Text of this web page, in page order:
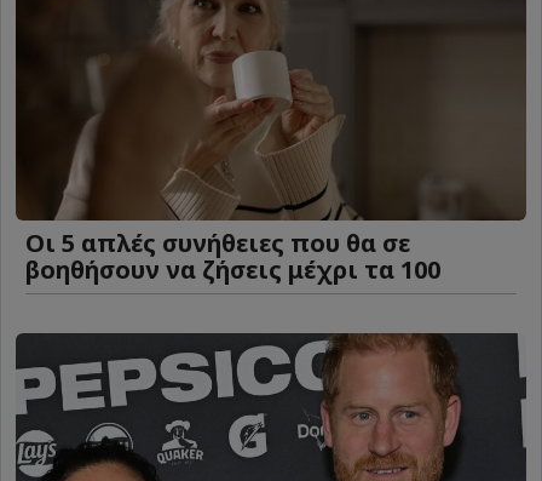
Οι 5 απλές συνήθειες που θα σε
βοηθήσουν να ζήσεις μέχρι τα 100